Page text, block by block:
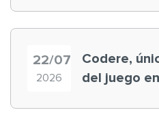
22/07
2026
Codere,
del juego en el